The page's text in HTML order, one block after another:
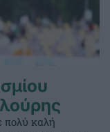
πολύ καλή